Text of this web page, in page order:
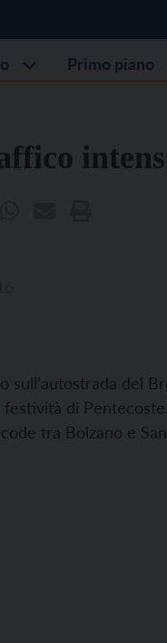
Primo piano
sull’autostrada del
festività di
tra Bolzano e